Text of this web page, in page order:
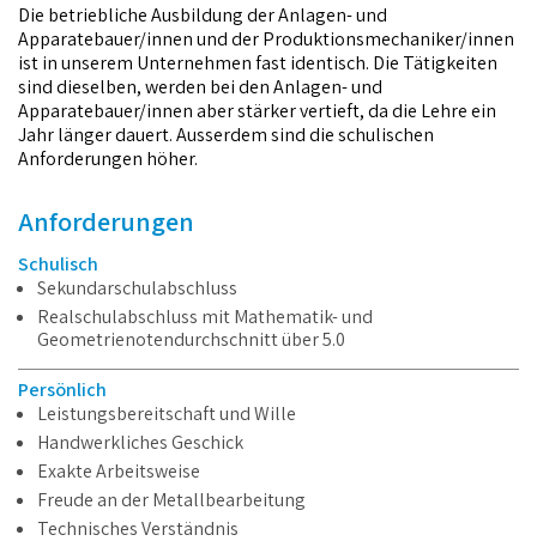
Die betriebliche Ausbildung der Anlagen- und
Apparatebauer/innen und der Produktionsmechaniker/innen
ist in unserem Unternehmen fast identisch. Die Tätigkeiten
sind dieselben, werden bei den Anlagen- und
Apparatebauer/innen aber stärker vertieft, da die Lehre ein
Jahr länger dauert. Ausserdem sind die schulischen
Anforderungen höher.
Anforderungen
Schulisch
Sekundarschulabschluss
Realschulabschluss mit Mathematik- und
Geometrienotendurchschnitt über 5.0
Persönlich
Leistungsbereitschaft und Wille
Handwerkliches Geschick
Exakte Arbeitsweise
Freude an der Metallbearbeitung
Technisches Verständnis